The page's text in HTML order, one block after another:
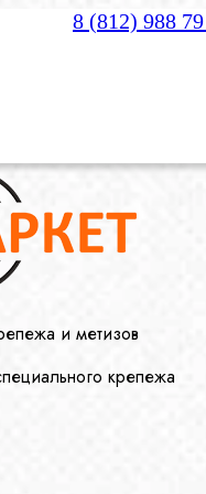
8 (812) 988
и метизов
крепежа